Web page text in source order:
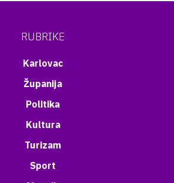
RUBRIKE
Karlovac
Županija
Politika
Kultura
Turizam
Sport